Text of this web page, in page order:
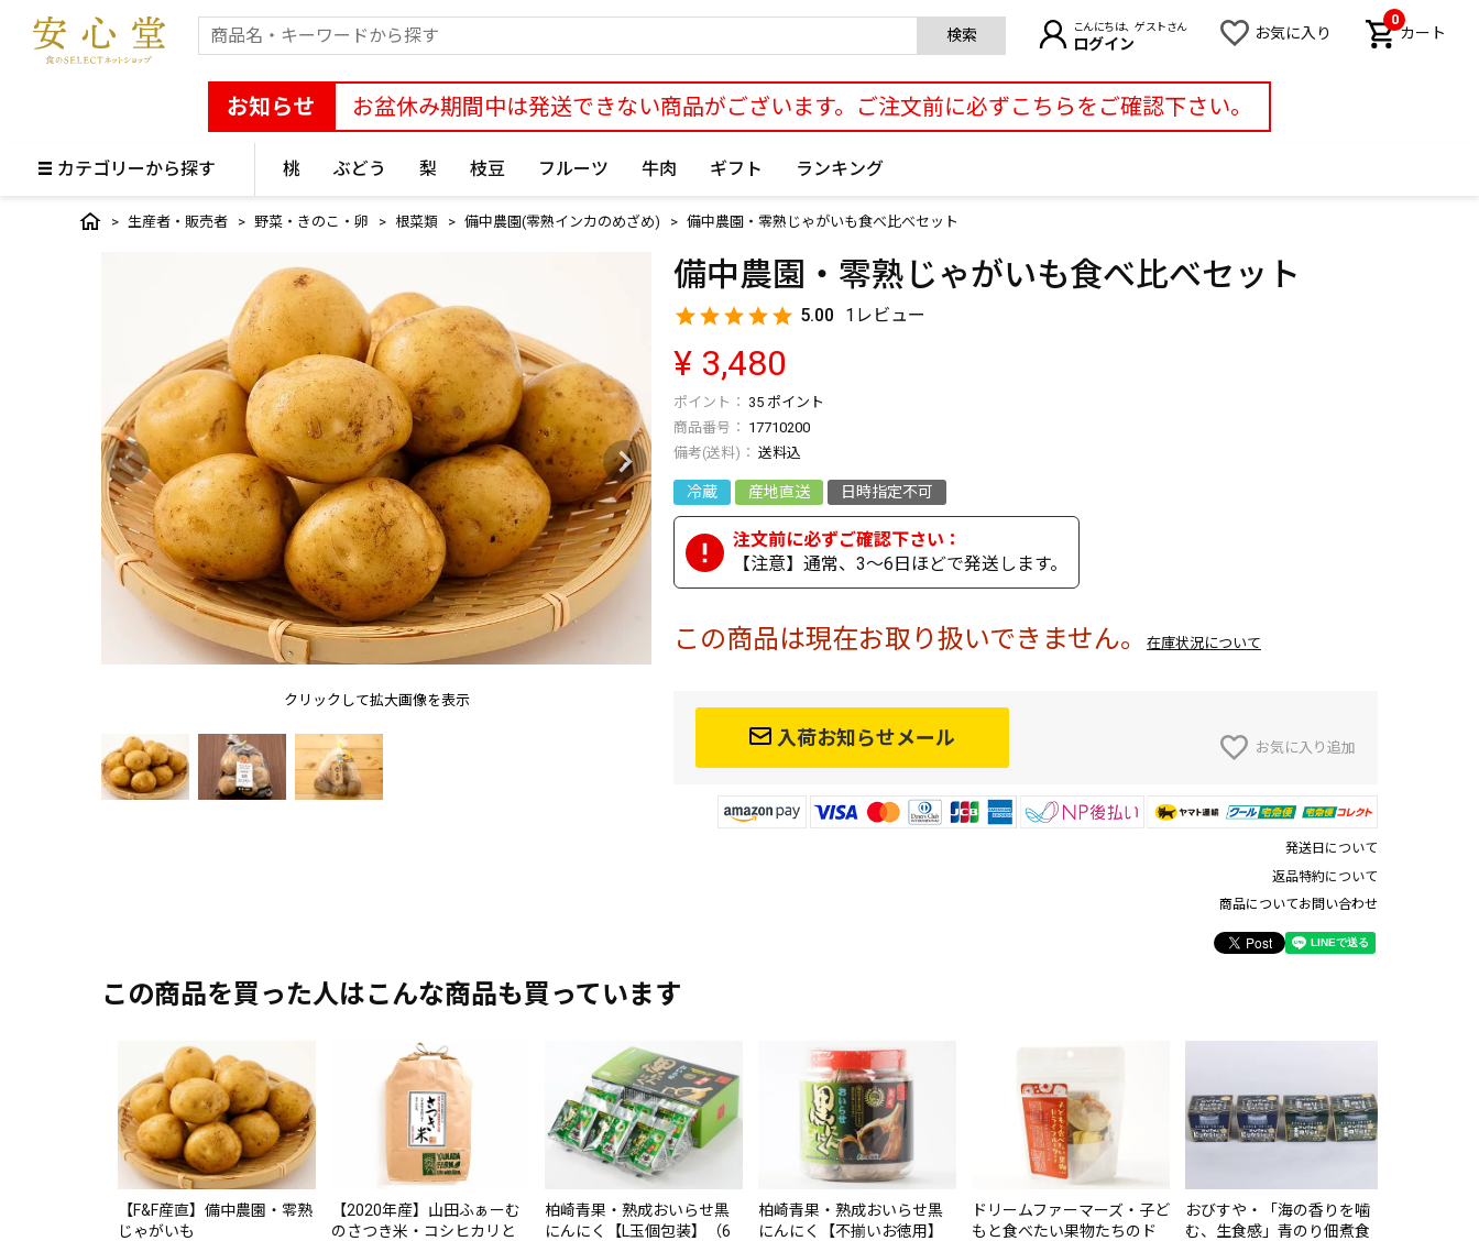
検索 こんにちは、ゲストさん
ログイン
お気に入り カート
0
お知らせ お盆休み期間中は発送できない商品がございます。ご注文前に必ずこちらをご確認下さい。
カテゴリーから探す 桃 ぶどう 梨 枝豆 フルーツ 牛肉 ギフト ランキング
生産者・販売者 野菜・きのこ・卵 根菜類 備中農園(零熟インカのめざめ) 備中農園・零熟じゃがいも食べ比べセット
クリックして拡大画像を表示
備中農園・零熟じゃがいも食べ比べセット
5.00 1
¥ 3,480
35 ポイント
商品番号
17710200
送料込
冷蔵 産地直送 日時指定不可
【注意】通常、3～6日ほどで発送します。
この商品は現在お取り扱いできません。 在庫状況について
お気に入り追加
入荷お知らせメール
発送日について
返品特約について
商品についてお問い合わせ
この商品を買った人はこんな商品も買っています
【F&F産直】備中農園・零熟
じゃがいも
【2020年産】山田ふぁーむ
のさつき米・コシヒカリと
柏崎青果・熟成おいらせ黒
にんにく【L玉個包装】（6
柏崎青果・熟成おいらせ黒
にんにく【不揃いお徳用】
ドリームファーマーズ・子ど
もと食べたい果物たちのド
おびすや・「海の香りを噛
む、生食感」青のり佃煮食